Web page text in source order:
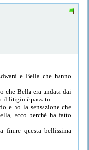
e Bella che hanno
che Bella era andata dai
il litigio è passato.
e ho la sensazione che
ecco perchè ha fatto
finire questa bellissima